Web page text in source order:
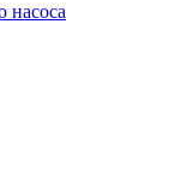
насоса